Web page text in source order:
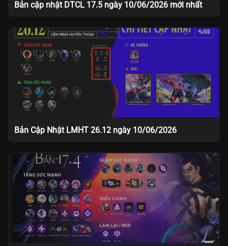
Bản cập nhật DTCL 17.5 ngày 10/06/2026 mới nhất
Bản Cập Nhật LMHT 26.12 ngày 10/06/2026